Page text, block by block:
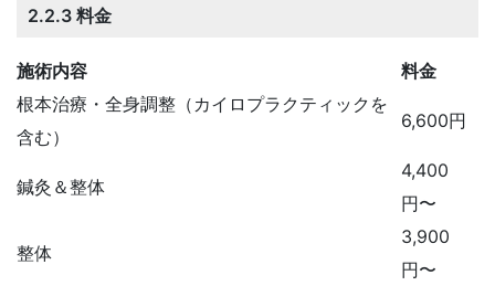
2.2.3 料金
施術内容
料金
根本治療・全身調整（カイロプラクティックを
含む）
6,600円
鍼灸＆整体
4,400
円〜
整体
3,900
円〜